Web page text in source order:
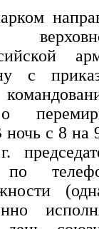
с
ночь с 8 на